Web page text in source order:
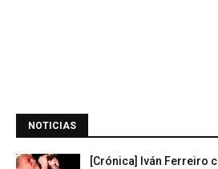
NOTICIAS
[Crónica] Iván Ferreiro